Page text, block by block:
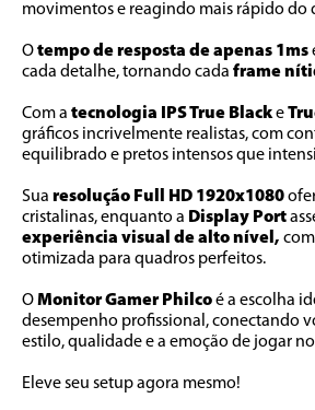
movimentos e reagindo mais rápido do
O tempo de resposta de apenas 1ms
cada detalhe, tornando cada frame
Com a tecnologia IPS True Black e
gráficos incrivelmente realistas, com
equilibrado e pretos intensos que
Sua resolução Full HD 1920x1080
cristalinas, enquanto a Display Port
experiência visual de alto nível,
otimizada para quadros perfeitos.
O Monitor Gamer Philco é a escolha
desempenho profissional, conectando
estilo, qualidade e a emoção de jogar
Eleve seu setup agora mesmo!